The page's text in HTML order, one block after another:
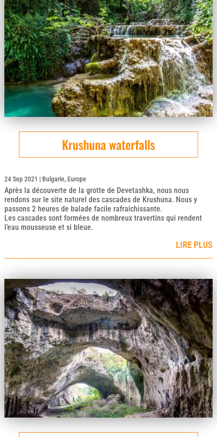
Krushuna waterfalls
24 Sep 2021 | Bulgarie, Europe
Après la découverte de la grotte de Devetashka, nous nous
rendons sur le site naturel des cascades de Krushuna. Nous y
passons 2 heures de balade facile rafraichissante.
Les cascades sont formées de nombreux travertins qui rendent
l’eau mousseuse et si bleue.
LIRE PLUS